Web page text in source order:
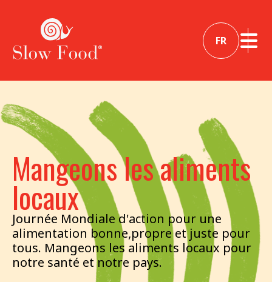
FR
Mangeons les aliments
locaux
Journée Mondiale d'action pour une
alimentation bonne,propre et juste pour
tous. Mangeons les aliments locaux pour
notre santé et notre pays.